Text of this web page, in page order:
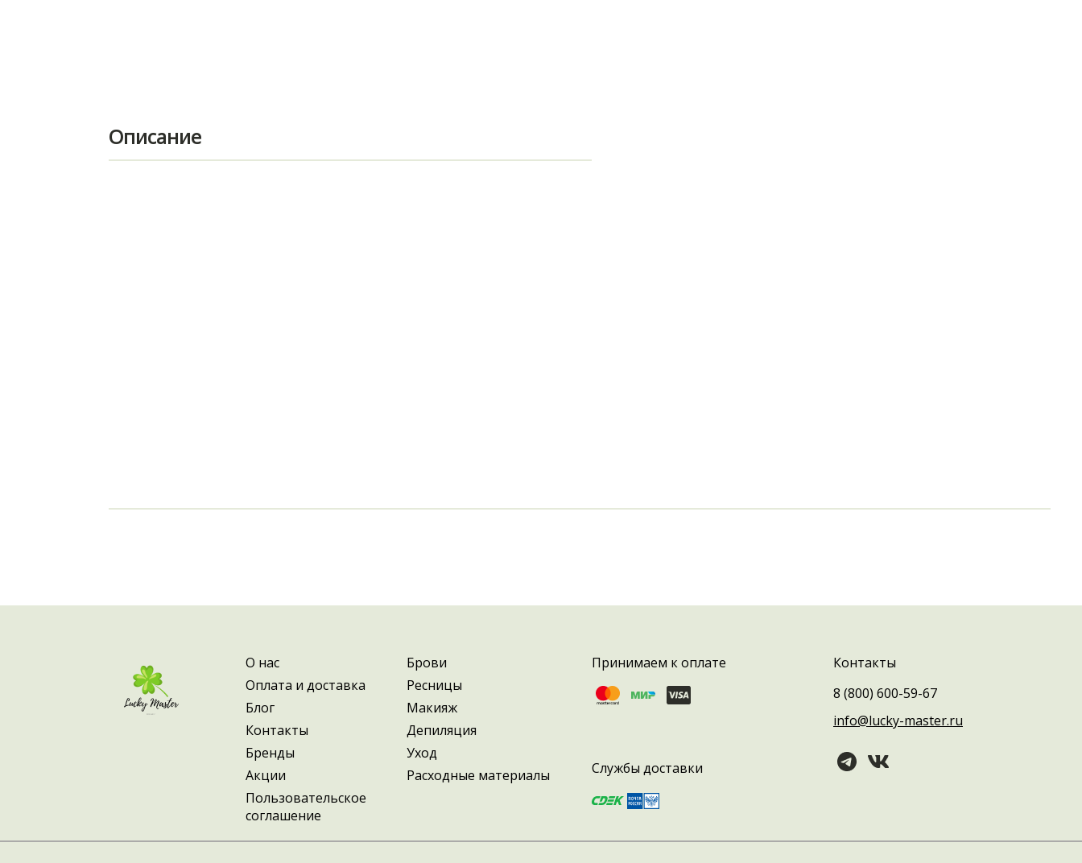
Описание
О нас
Оплата и доставка
Блог
Контакты
Бренды
Акции
Пользовательское
соглашение
Брови
Ресницы
Макияж
Депиляция
Уход
Расходные материалы
Принимаем к оплате
Службы доставки
Контакты
8 (800) 600-59-67
info@lucky-master.ru